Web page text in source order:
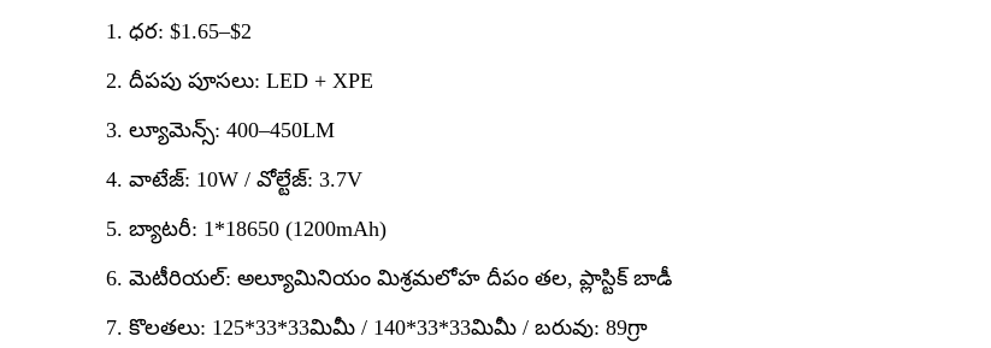
1. ధర: $1.65–$2
2. దీపపు పూసలు: LED + XPE
3. ల్యూమెన్స్: 400–450LM
4. వాటేజ్: 10W / వోల్టేజ్: 3.7V
5. బ్యాటరీ: 1*18650 (1200mAh)
6. మెటీరియల్: అల్యూమినియం మిశ్రమలోహ దీపం తల, ప్లాస్టిక్ బాడీ
7. కొలతలు: 125*33*33మిమీ / 140*33*33మిమీ / బరువు: 89గ్రా